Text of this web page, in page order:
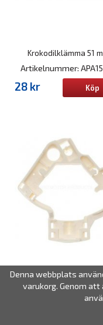
Krokodilklämma 51
Artikelnummer:
28 kr Köp
Blinkersbrytare
83C, 1964-87
Artikelnummer:
Denna webbplats
varukorg. Genom